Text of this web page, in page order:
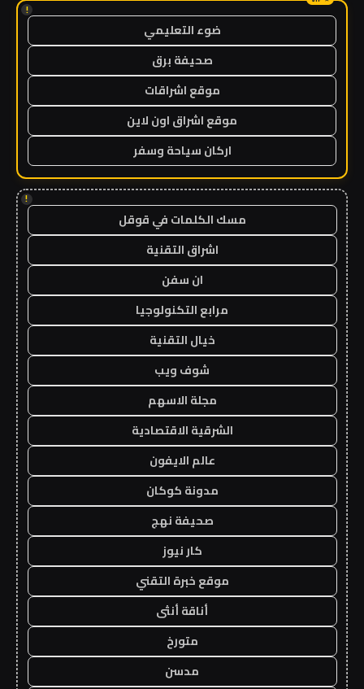
!
ضوء التعليمي
صحيفة برق
موقع اشراقات
موقع اشراق اون لاين
اركان سياحة وسفر
!
مسك الكلمات في قوقل
اشراق التقنية
ان سفن
مرابع التكنولوجيا
خيال التقنية
شوف ويب
مجلة الاسهم
الشرقية الاقتصادية
عالم الايفون
مدونة كوكان
صحيفة نهج
كار نيوز
موقع خبرة التقني
أناقة أنثى
متورخ
مدسن